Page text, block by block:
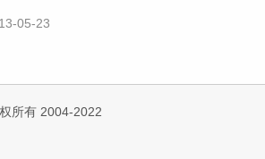
05-23
所有 2004-2022